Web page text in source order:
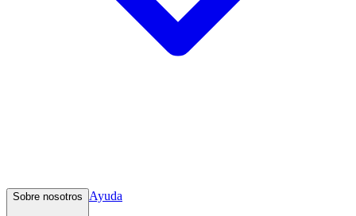
Sobre nosotros Ayuda